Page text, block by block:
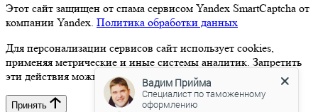
Этот сайт защищен от спама сервисом Yandex SmartCaptcha от
компании Yandex. Политика обработки данных
Для персонализации сервисов сайт использует cookies,
применяя метрические и иные системы аналитик. Запретить
эти действия можно в настройках браузера.
Принять
Вадим Прийма
Специалист по таможенному
оформлению